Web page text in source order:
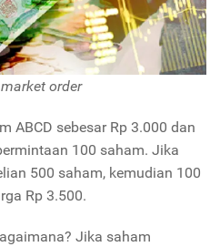
market order
ABCD sebesar Rp 3.000 dan
100 saham. Jika
500 saham, kemudian 100
Rp 3.500.
Jika saham